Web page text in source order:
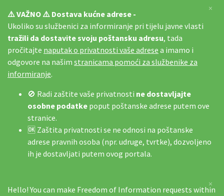
⚠️ VAŽNO ⚠️ Dostava kućne adrese -
Ukoliko su službenici za informiranje pri tijelu javne vlasti
tražili da dostavite svoju poštansku adresu, tada
pročitajte naputak o privatnosti vaše adrese a imamo i
odgovore na našim stranicama pomoći za službenike za
informiranje.
🚫 Radi zaštite vaše privatnosti ne dostavljajte
osobne podatke poput poštanske adrese putem ove
stranice.
🆗 Zaštita privatnosti se ne odnosi na poštanske
adrese pravnih osoba (npr. udruge, tvrtke), dozvoljeno
ih je dostavljati putem ovog portala.
×
Hello! You can make Freedom of Information requests within
×